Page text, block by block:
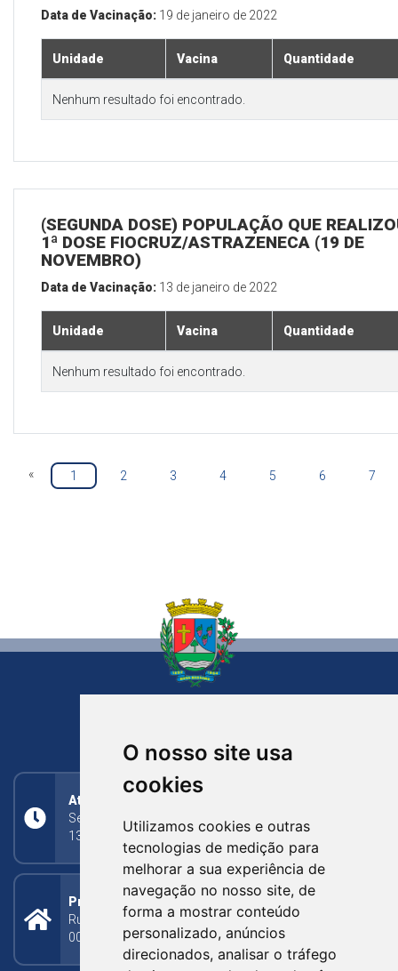
O nosso site usa
cookies
Utilizamos cookies e outras
tecnologias de medição para
melhorar a sua experiência de
navegação no nosso site, de
forma a mostrar conteúdo
personalizado, anúncios
direcionados, analisar o tráfego
Data de Vacinação: 19 de janeiro de 2022
Unidade Vacina Quantidade
Nenhum resultado foi encontrado.
(SEGUNDA DOSE) POPULAÇÃO QUE
1ª DOSE FIOCRUZ/ASTRAZENECA (19 DE
NOVEMBRO)
Data de Vacinação: 13 de janeiro de 2022
Unidade Vacina Quantidade
Nenhum resultado foi encontrado.
« 1 2 3 4 5 6 7
Atendimento
Segunda a Sexta: 8h às 11h30min (manhã);
13h30min às 17h (tarde)
Prefeitura Municipal
Rua Silva Jardim, 505 - Bairro Centro - CEP: 95340-
000